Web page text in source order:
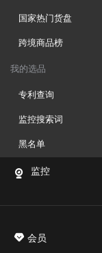
国家热门货盘
跨境商品榜
我的选品
专利查询
监控搜索词
黑名单
监控
会员